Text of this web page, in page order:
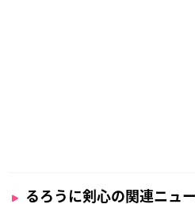
るろうに剣心の関連ニュ